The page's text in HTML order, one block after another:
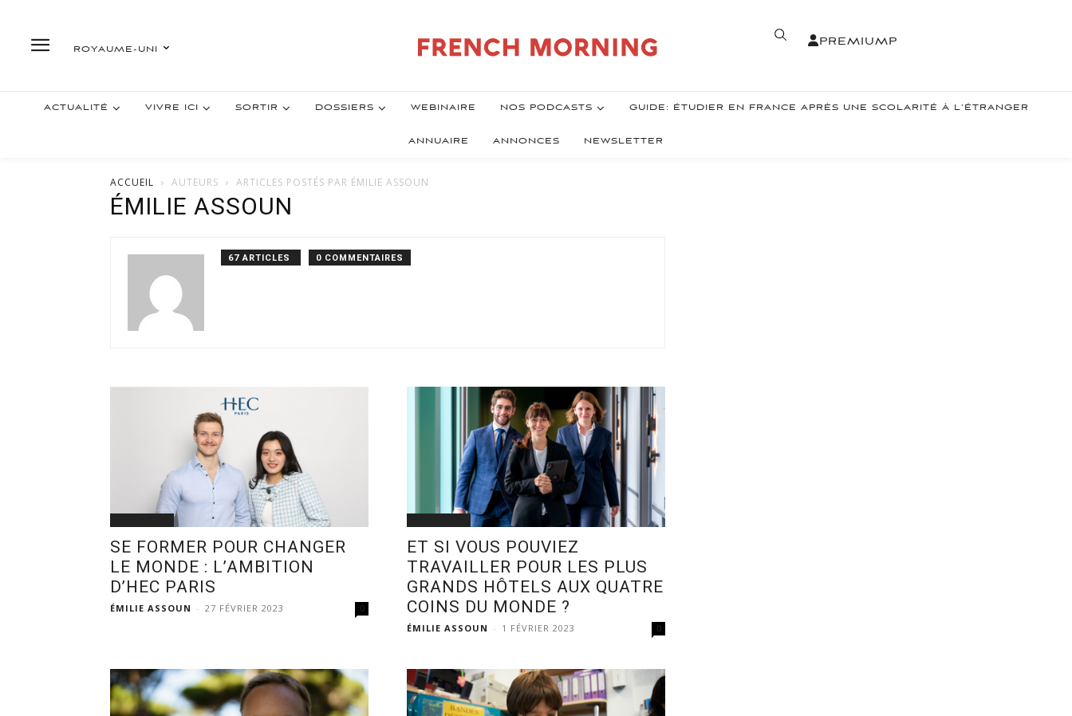
ROYAUME-UNI
PREMIUMP
ACTUALITÉ VIVRE ICI SORTIR DOSSIERS WEBINAIRE NOS PODCASTS GUIDE: ÉTUDIER EN FRANCE APRÈS UNE SCOLARITÉ À L’ÉTRANGER
ANNUAIRE ANNONCES NEWSLETTER
ACCUEIL AUTEURS ARTICLES POSTÉS PAR ÉMILIE ASSOUN
ÉMILIE ASSOUN
67 ARTICLES 0 COMMENTAIRES
SE FORMER POUR CHANGER
LE MONDE : L’AMBITION
D’HEC PARIS
ÉMILIE ASSOUN - 27 FÉVRIER 2023 0
ET SI VOUS POUVIEZ
TRAVAILLER POUR LES PLUS
GRANDS HÔTELS AUX QUATRE
COINS DU MONDE ?
ÉMILIE ASSOUN - 1 FÉVRIER 2023 0